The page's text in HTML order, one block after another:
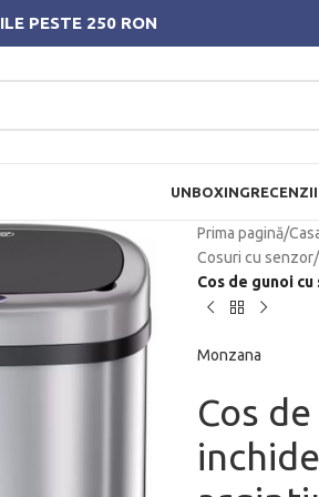
PESTE 250 RON
UNBOXINGRECENZII
Prima pagină/
Cosuri cu senzor/
Cos de gunoi
Monzana
Cos